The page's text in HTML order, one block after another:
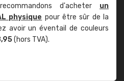
d'acheter un
physique pour être sûr de la
avoir un éventail de couleurs
(hors TVA).